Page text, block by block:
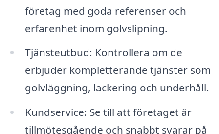
företag med goda referenser och
erfarenhet inom golvslipning.
Tjänsteutbud: Kontrollera om de
erbjuder kompletterande tjänster som
golvläggning, lackering och underhåll.
Kundservice: Se till att företaget är
tillmötesgående och snabbt svarar på